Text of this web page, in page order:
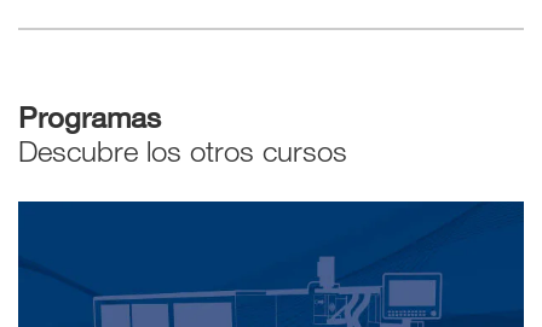
Programas
Descubre los otros cursos